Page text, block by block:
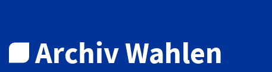
Archiv Wahlen